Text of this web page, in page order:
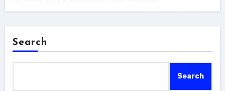
Search
Search